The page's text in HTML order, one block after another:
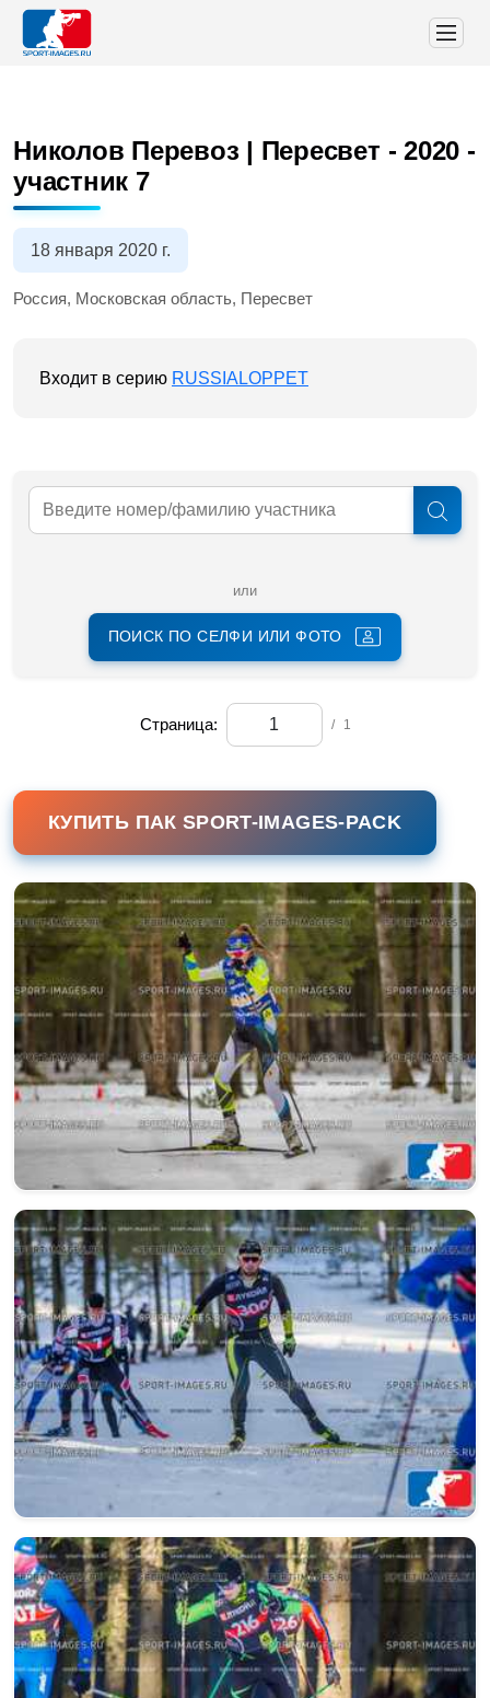
Николов Перевоз | Пересвет - 2020 -
участник 7
18 января 2020 г.
Россия, Московская область, Пересвет
Входит в серию RUSSIALOPPET
или
ПОИСК ПО СЕЛФИ ИЛИ ФОТО
Страница: / 1
КУПИТЬ ПАК SPORT-IMAGES-PACK